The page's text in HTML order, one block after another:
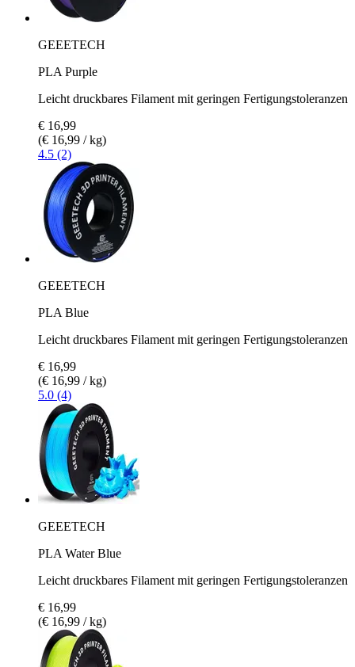
GEEETECH
PLA Purple
Leicht druckbares Filament mit geringen Fertigungstoleranzen
€ 16,99
(€ 16,99 / kg)
4.5 (2)
GEEETECH
PLA Blue
Leicht druckbares Filament mit geringen Fertigungstoleranzen
€ 16,99
(€ 16,99 / kg)
5.0 (4)
GEEETECH
PLA Water Blue
Leicht druckbares Filament mit geringen Fertigungstoleranzen
€ 16,99
(€ 16,99 / kg)